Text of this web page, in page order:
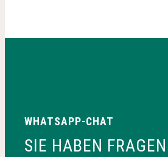
WHATSAPP-CHAT
SIE HABEN FRAGEN